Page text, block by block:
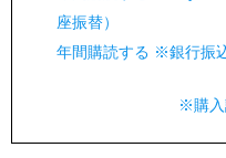
座振替）
年間購読する ※銀行振
※購入